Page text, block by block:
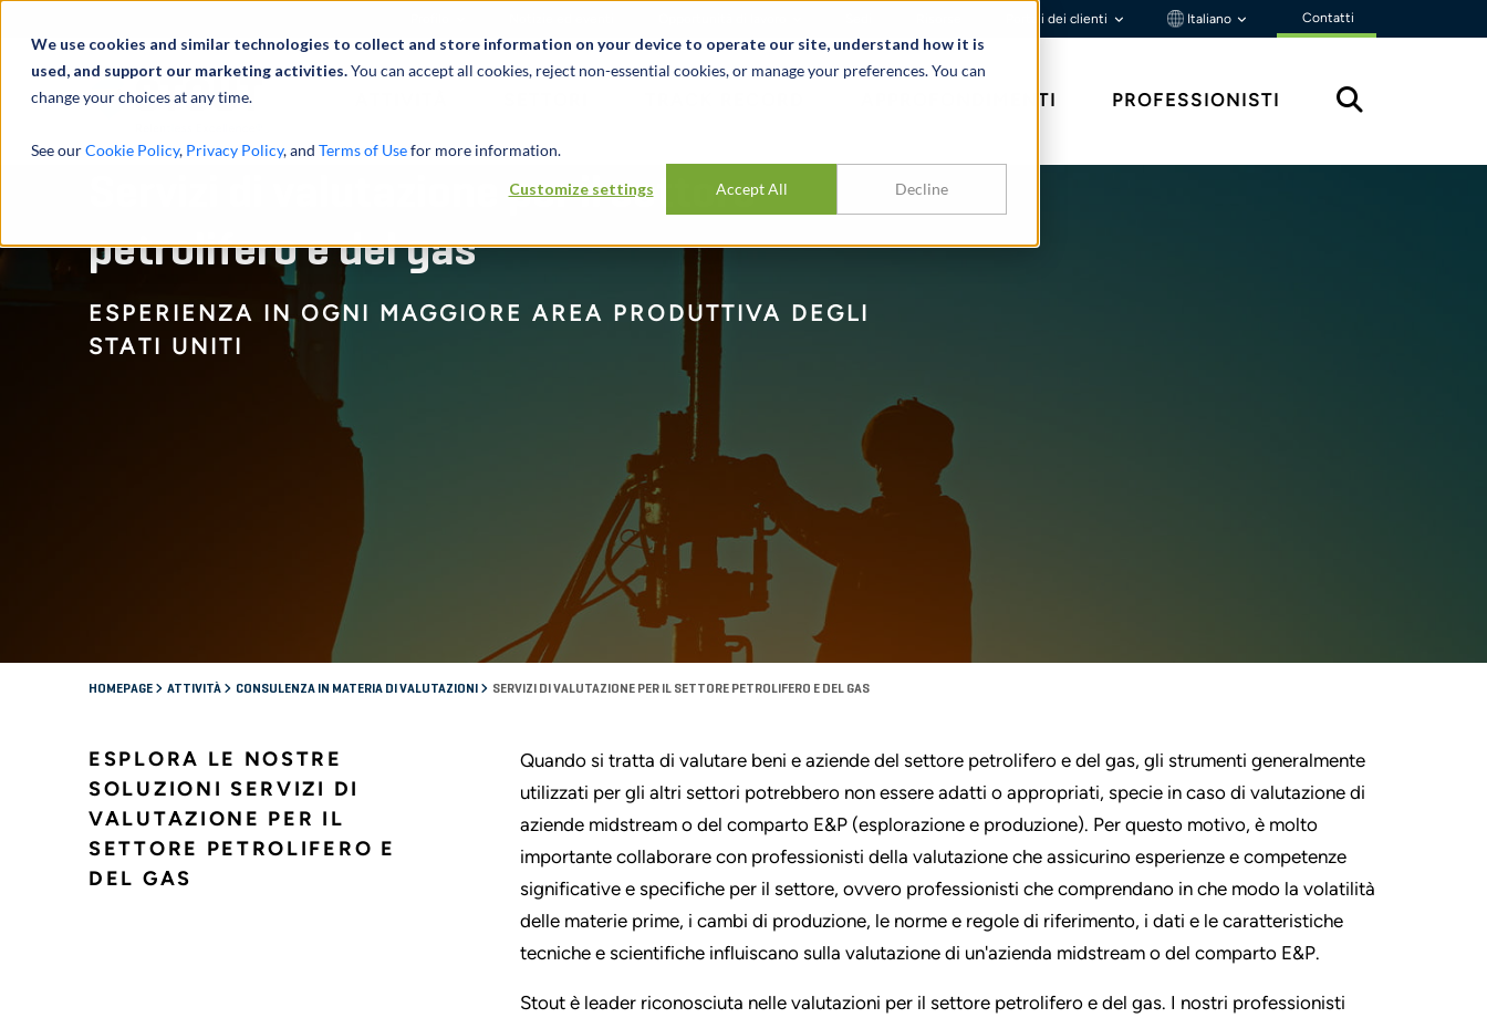
We use cookies and similar technologies to collect and store information on your device to operate our site, understand how it is
used, and support our marketing activities.You can accept all cookies, reject non-essential cookies, or manage your preferences. You can
change your choices at any time.
See ourCookie Policy, Privacy Policy, and Terms of Usefor more information.
Customize settings Accept All Decline
Portali dei clienti Italiano Contatti
APPROFONDIMENTI PROFESSIONISTI
Servizi di valutazione per il settore
petrolifero e del gas
ESPERIENZA IN OGNI MAGGIORE AREA PRODUTTIVA DEGLI
STATI UNITI
HOMEPAGE ATTIVITÀ CONSULENZA IN MATERIA DI VALUTAZIONI SERVIZI DI VALUTAZIONE PER IL SETTORE PETROLIFERO E DEL GAS
ESPLORA LE NOSTRE
SOLUZIONI SERVIZI DI
VALUTAZIONE PER IL
SETTORE PETROLIFERO E
DEL GAS
Quando si tratta di valutare beni e aziende del settore petrolifero e del gas, gli strumenti generalmente
utilizzati per gli altri settori potrebbero non essere adatti o appropriati, specie in caso di valutazione di
aziende midstream o del comparto E&P (esplorazione e produzione). Per questo motivo, è molto
importante collaborare con professionisti della valutazione che assicurino esperienze e competenze
significative e specifiche per il settore, ovvero professionisti che comprendano in che modo la volatilità
delle materie prime, i cambi di produzione, le norme e regole di riferimento, i dati e le caratteristiche
tecniche e scientifiche influiscano sulla valutazione di un'azienda midstream o del comparto E&P.
Stout è leader riconosciuta nelle valutazioni per il settore petrolifero e del gas. I nostri professionisti